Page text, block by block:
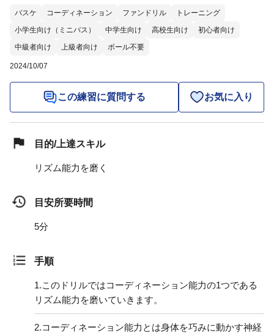
バスケ コーディネーション ファンドリル
トレーニング
小学生向け（ミニバス）
中学生向け 高校生向け
初心者向け
中級者向け
上級者向け ボール不要
2024/10/07
この練習に質問する お気に入り
目的/上達スキル
リズム能力を磨く
目安所要時間
5分
手順
1.このドリルではコーディネーション能力の1つである
リズム能力を磨いていきます。
2.コーディネーション能力とは身体を巧みに動かす神経